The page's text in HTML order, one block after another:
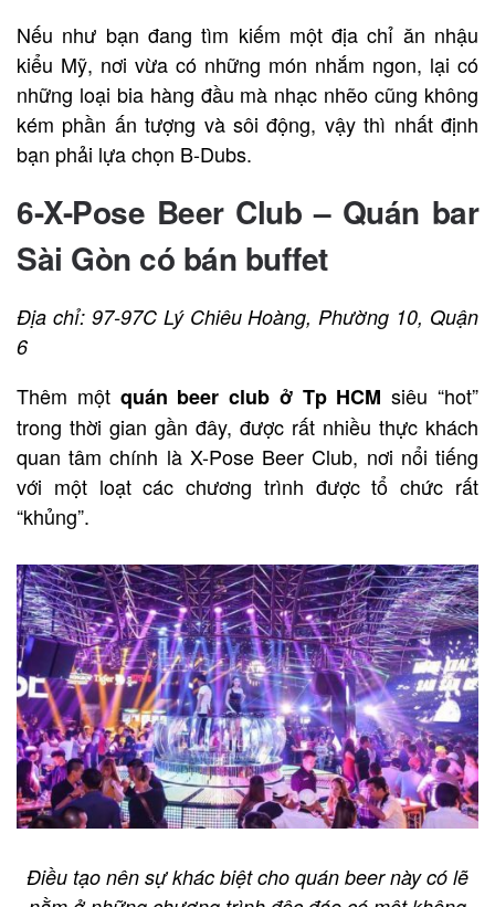
Nếu như bạn đang tìm kiếm một địa chỉ ăn nhậu
kiểu Mỹ, nơi vừa có những món nhắm ngon, lại có
những loại bia hàng đầu mà nhạc nhẽo cũng không
kém phần ấn tượng và sôi động, vậy thì nhất định
bạn phải lựa chọn B-Dubs.
6-X-Pose Beer Club – Quán bar
Sài Gòn có bán buffet
Địa chỉ: 97-97C Lý Chiêu Hoàng, Phường 10, Quận
6
Thêm một quán beer club ở Tp HCMsiêu “hot”
trong thời gian gần đây, được rất nhiều thực khách
quan tâm chính là X-Pose Beer Club, nơi nổi tiếng
với một loạt các chương trình được tổ chức rất
“khủng”.
Điều tạo nên sự khác biệt cho quán beer này có lẽ